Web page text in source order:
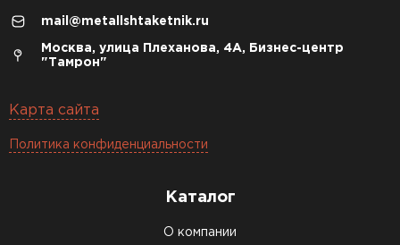
mail@metallshtaketnik.ru
Москва, улица Плеханова, 4А, Бизнес-центр
"Тамрон"
Карта сайта
Политика конфиденциальности
Каталог
О компании